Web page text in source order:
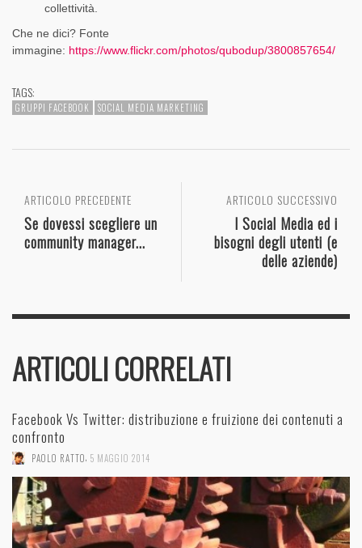
collettività.
Che ne dici? Fonte
immagine: https://www.flickr.com/photos/qubodup/3800857654/
TAGS:
GRUPPI FACEBOOK SOCIAL MEDIA MARKETING
ARTICOLO SUCCESSIVO
I Social Media ed i
bisogni degli utenti (e
delle aziende)
ARTICOLO PRECEDENTE
Se dovessi scegliere un
community manager...
ARTICOLI CORRELATI
Facebook Vs Twitter: distribuzione e fruizione dei contenuti a
confronto
PAOLO RATTO 5 MAGGIO 2014